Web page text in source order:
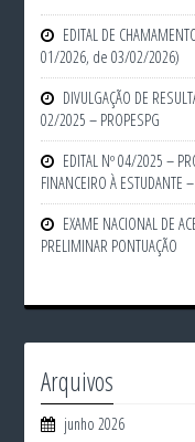
EDITAL DE
01/2026, de 03/02/2026)
DIVULGAÇÃO DE
02/2025 – PROPESPG
EDITAL Nº 04/2025 –
FINANCEIRO À ESTUDANTE
EXAME NACIONAL DE
PRELIMINAR PONTUAÇÃO
Arquivos
junho 2026